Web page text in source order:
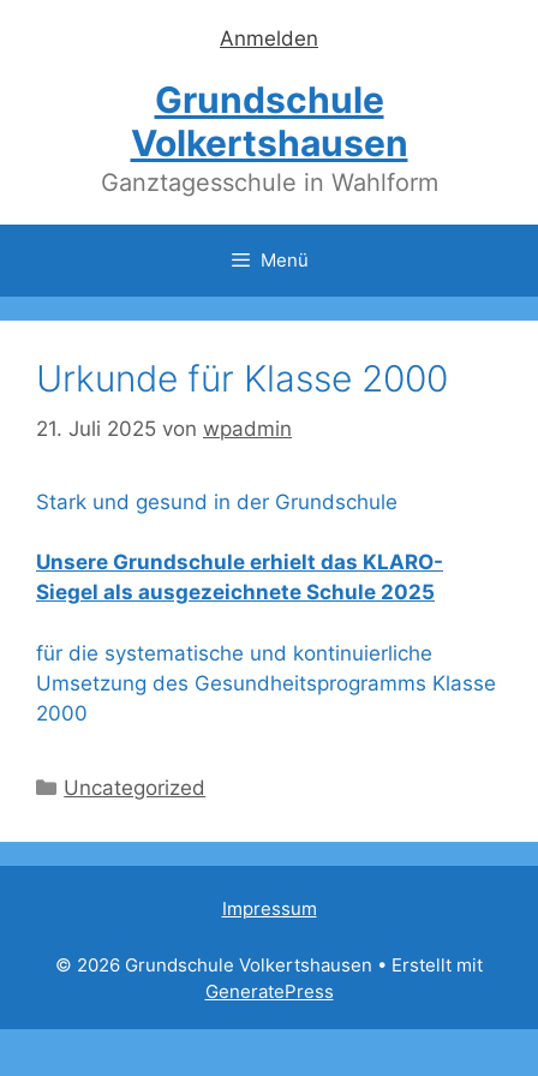
Anmelden
Grundschule
Volkertshausen
Ganztagesschule in Wahlform
Menü
Urkunde für Klasse 2000
21. Juli 2025 von wpadmin
Stark und gesund in der Grundschule
Unsere Grundschule erhielt das KLARO-
Siegel als ausgezeichnete Schule 2025
für die systematische und kontinuierliche
Umsetzung des Gesundheitsprogramms Klasse
2000
Kategorien
Uncategorized
Impressum
© 2026 Grundschule Volkertshausen • Erstellt mit
GeneratePress